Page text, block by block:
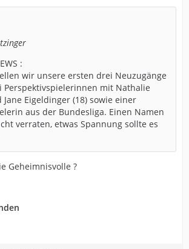
:
wir unsere ersten drei Neuzugänge
Perspektivspielerinnen mit Nathalie
Jane Eigeldinger (18) sowie einer
aus der Bundesliga. Einen Namen
verraten, etwas Spannung sollte es
Geheimnisvolle ?